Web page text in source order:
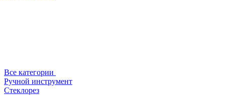
Все категории
Ручной инструмент
Стеклорез